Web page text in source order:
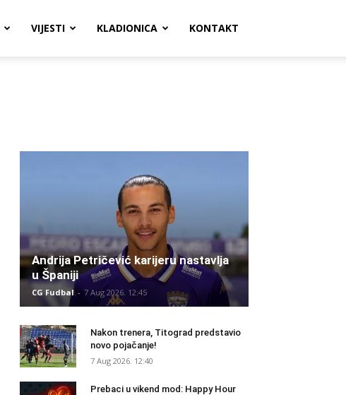
VIJESTI KLADIONICA KONTAKT
Andrija Petričević karijeru nastavlja
u Španiji
CG Fudbal - 7 Aug 2026. 12:45
Nakon trenera, Titograd predstavio
novo pojačanje!
7 Aug 2026. 12:40
Prebaci u vikend mod: Happy Hour